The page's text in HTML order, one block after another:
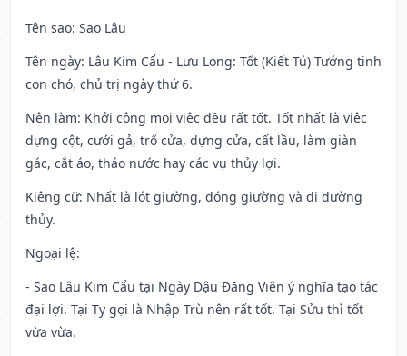
Tên sao: Sao Lâu
Tên ngày: Lâu Kim Cẩu - Lưu Long: Tốt (Kiết Tú) Tướng tinh
con chó, chủ trị ngày thứ 6.
Nên làm: Khởi công mọi việc đều rất tốt. Tốt nhất là việc
dựng cột, cưới gả, trổ cửa, dựng cửa, cất lầu, làm giàn
gác, cắt áo, tháo nước hay các vụ thủy lợi.
Kiêng cữ: Nhất là lót giường, đóng giường và đi đường
thủy.
Ngoại lệ:
- Sao Lâu Kim Cẩu tại Ngày Dậu Đăng Viên ý nghĩa tạo tác
đại lợi. Tại Tỵ gọi là Nhập Trù nên rất tốt. Tại Sửu thì tốt
vừa vừa.